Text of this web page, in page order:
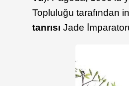
Topluluğu tarafından
tanrısı Jade